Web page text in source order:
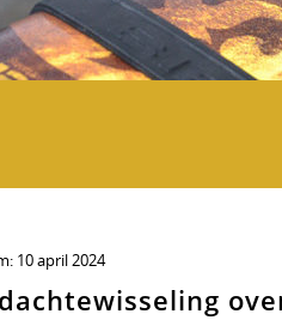
10 april 2024